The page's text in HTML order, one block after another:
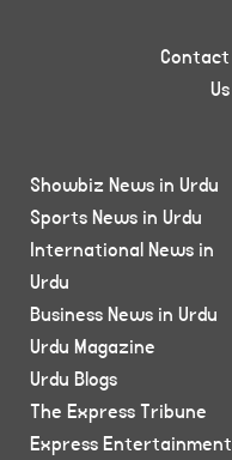
Contact
Us
Showbiz News in Urdu
Sports News in Urdu
International News in
Urdu
Business News in Urdu
Urdu Magazine
Urdu Blogs
The Express Tribune
Express Entertainment